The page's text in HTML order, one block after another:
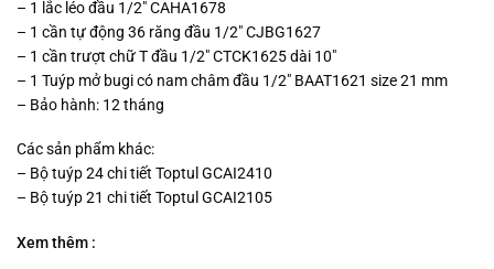
– 1 lắc léo đầu 1/2″ CAHA1678
– 1 cần tự động 36 răng đầu 1/2″ CJBG1627
– 1 cần trượt chữ T đầu 1/2″ CTCK1625 dài 10″
– 1 Tuýp mở bugi có nam châm đầu 1/2″ BAAT1621 size 21 mm
– Bảo hành: 12 tháng
Các sản phẩm khác:
– Bộ tuýp 24 chi tiết Toptul GCAI2410
– Bộ tuýp 21 chi tiết Toptul GCAI2105
Xem thêm :